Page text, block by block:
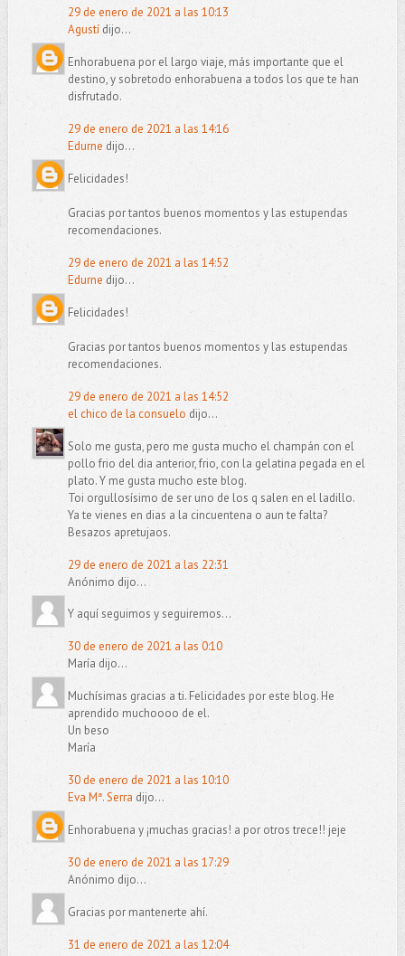
29 de enero de 2021 a las 10:13
Agustídijo...
Enhorabuena por el largo viaje, más importante que el
destino, y sobretodo enhorabuena a todos los que te han
disfrutado.
29 de enero de 2021 a las 14:16
Edurne dijo...
Felicidades!
Gracias por tantos buenos momentos y las estupendas
recomendaciones.
29 de enero de 2021 a las 14:52
Edurne dijo...
Felicidades!
Gracias por tantos buenos momentos y las estupendas
recomendaciones.
29 de enero de 2021 a las 14:52
el chico de la consuelo dijo...
Solo me gusta, pero me gusta mucho el champán con el
pollo frio del dia anterior, frio, con la gelatina pegada en el
plato. Y me gusta mucho este blog.
Toi orgullosísimo de ser uno de los q salen en el ladillo.
Ya te vienes en dias a la cincuentena o aun te falta?
Besazos apretujaos.
29 de enero de 2021 a las 22:31
Anónimo dijo...
Y aquí seguimos y seguiremos...
30 de enero de 2021 a las 0:10
María dijo...
Muchísimas gracias a ti. Felicidades por este blog. He
aprendido muchoooo de el.
Un beso
María
30 de enero de 2021 a las 10:10
Eva Mª. Serra dijo...
Enhorabuena y ¡muchas gracias! a por otros trece!! jeje
30 de enero de 2021 a las 17:29
Anónimo dijo...
Gracias por mantenerte ahí.
31 de enero de 2021 a las 12:04